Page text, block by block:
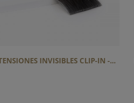
INVISIBLES CLIP-IN -...